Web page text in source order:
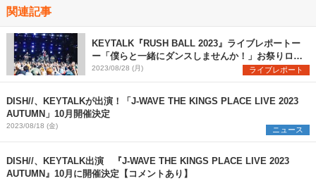
関連記事
KEYTALK『RUSH BALL 2023』ライブレポートー
ー「僕らと一緒にダンスしませんか！」お祭りロッ
クバンドの真価を発揮
2023/08/28 (月) ライブレポート
DISH//、KEYTALKが出演！「J-WAVE THE KINGS PLACE LIVE 2023
AUTUMN」10月開催決定
2023/08/18 (金) ニュース
DISH//、KEYTALK出演 『J-WAVE THE KINGS PLACE LIVE 2023
AUTUMN』10月に開催決定【コメントあり】